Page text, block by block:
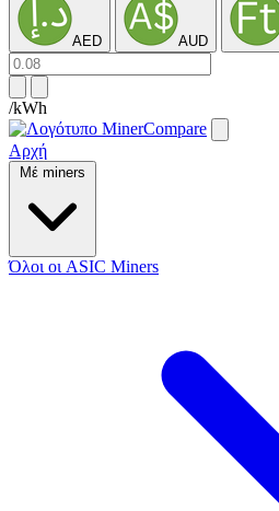
AED AUD
/kWh
Αρχή
Μέ miners
Όλοι οι ASIC Miners